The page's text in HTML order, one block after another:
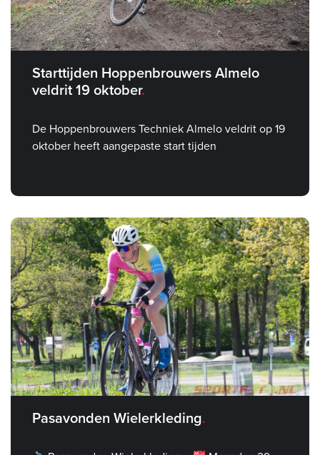
Starttijden Hoppenbrouwers Almelo
veldrit 19 oktober
De Hoppenbrouwers Techniek Almelo veldrit op 19
oktober heeft aangepaste start tijden
Pasavonden Wielerkleding